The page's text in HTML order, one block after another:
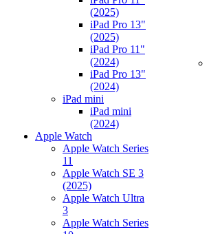
(2025)
iPad Pro 13"
(2025)
iPad Pro 11"
(2024)
iPad Pro 13"
(2024)
iPad mini
iPad mini
(2024)
Apple Watch
Apple Watch Series
11
Apple Watch SE 3
(2025)
Apple Watch Ultra
3
Apple Watch Series